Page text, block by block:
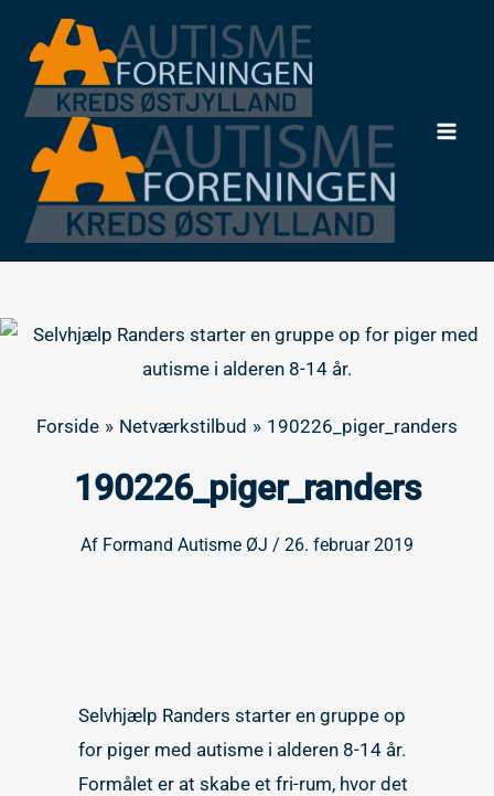
indholdet
Forside Netværkstilbud 190226_piger_randers
190226_piger_randers
Af Formand Autisme ØJ / 26. februar 2019
Selvhjælp Randers starter en gruppe op
for piger med autisme i alderen 8-14 år.
Formålet er at skabe et fri-rum, hvor det